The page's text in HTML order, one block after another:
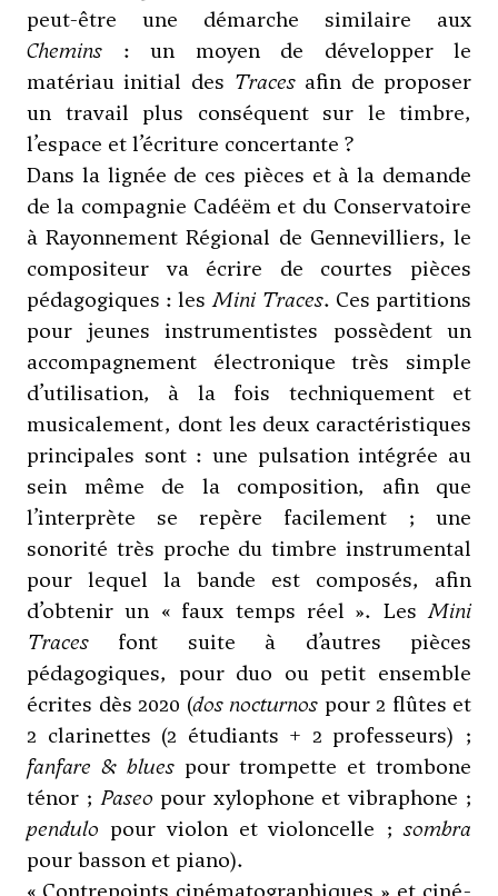
peut-être une démarche similaire aux
Chemins : un moyen de développer le
matériau initial des Traces afin de proposer
un travail plus conséquent sur le timbre,
l’espace et l’écriture concertante ?
Dans la lignée de ces pièces et à la demande
de la compagnie Cadéëm et du Conservatoire
à Rayonnement Régional de Gennevilliers, le
compositeur va écrire de courtes pièces
pédagogiques : lesMini Traces. Ces partitions
pour jeunes instrumentistes possèdent un
accompagnement électronique très simple
d’utilisation, à la fois techniquement et
musicalement, dont les deux caractéristiques
principales sont : une pulsation intégrée au
sein même de la composition, afin que
l’interprète se repère facilement ; une
sonorité très proche du timbre instrumental
pour lequel la bande est composés, afin
d’obtenir un « faux temps réel ». LesMini
Traces font suite à d’autres pièces
pédagogiques, pour duo ou petit ensemble
écrites dès 2020 (dos nocturnos pour 2 flûtes et
2 clarinettes (2 étudiants + 2 professeurs) ;
fanfare & bluespour trompette et trombone
ténor ; Paseo pour xylophone et vibraphone ;
pendulo pour violon et violoncelle ;sombra
pour basson et piano).